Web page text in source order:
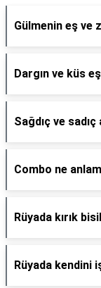
Gülmenin eş ve
Dargın ve küs
Sağdıç ve sadıç
Combo ne
Rüyada kırık
Rüyada kendini